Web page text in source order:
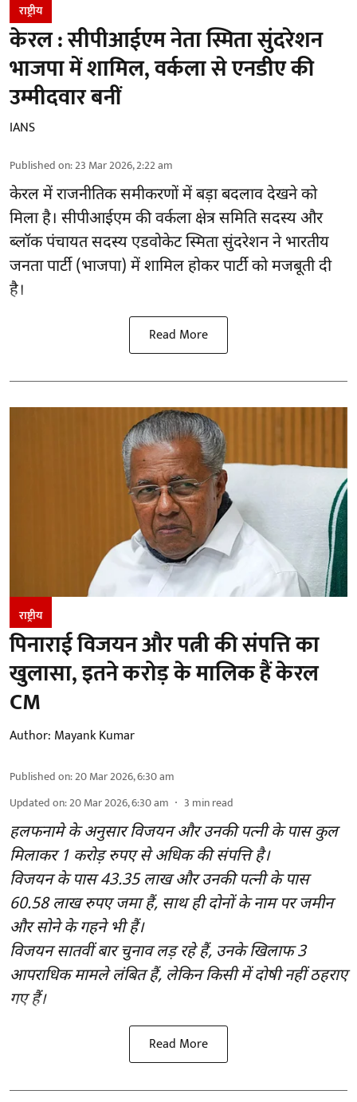
राष्ट्रीय
केरल : सीपीआईएम नेता स्मिता सुंदरेशन
भाजपा में शामिल, वर्कला से एनडीए की
उम्मीदवार बनीं
IANS
Published on:23 Mar 2026, 2:22 am
केरल में राजनीतिक समीकरणों में बड़ा बदलाव देखने को
मिला है। सीपीआईएम की वर्कला क्षेत्र समिति सदस्य और
ब्लॉक पंचायत सदस्य एडवोकेट स्मिता सुंदरेशन ने भारतीय
जनता पार्टी (भाजपा) में शामिल होकर पार्टी को मजबूती दी
है।
Read More
राष्ट्रीय
पिनाराई विजयन और पत्नी की संपत्ति का
खुलासा, इतने करोड़ के मालिक हैं केरल
CM
Author: Mayank Kumar
Published on:20 Mar 2026, 6:30 am
Updated on:20 Mar 2026, 6:30 am 3 min read
हलफनामे के अनुसार विजयन और उनकी पत्नी के पास कुल
मिलाकर 1 करोड़ रुपए से अधिक की संपत्ति है।
विजयन के पास 43.35 लाख और उनकी पत्नी के पास
60.58 लाख रुपए जमा हैं, साथ ही दोनों के नाम पर जमीन
और सोने के गहने भी हैं।
विजयन सातवीं बार चुनाव लड़ रहे हैं, उनके खिलाफ 3
आपराधिक मामले लंबित हैं, लेकिन किसी में दोषी नहीं ठहराए
गए हैं।
Read More